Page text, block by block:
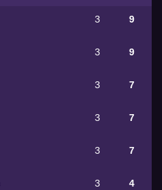
3 9
3 9
3 7
3 7
3 7
3 4